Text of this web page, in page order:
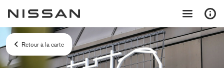
Retour à la carte